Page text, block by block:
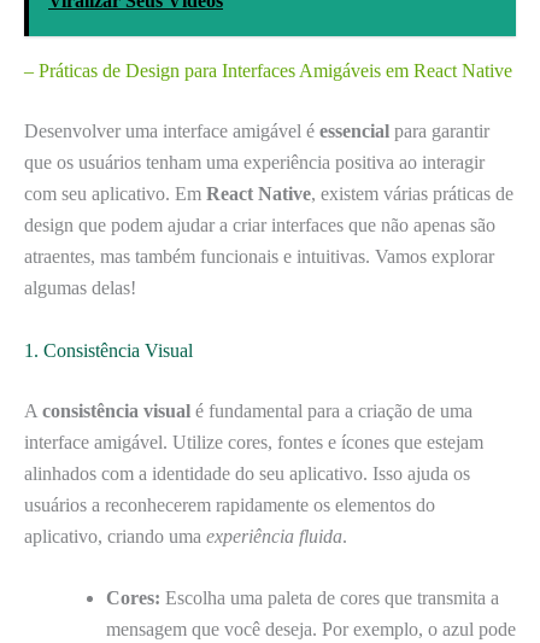
– Práticas de Design para Interfaces Amigáveis em React Native
Desenvolver uma interface amigável é essencial para garantir
que os usuários tenham uma experiência positiva ao interagir
com seu aplicativo. Em React Native, existem várias práticas de
design que podem ajudar a criar interfaces que não apenas são
atraentes, mas também funcionais e intuitivas. Vamos explorar
algumas delas!
1. Consistência Visual
A consistência visual é fundamental para a criação de uma
interface amigável. Utilize cores, fontes e ícones que estejam
alinhados com a identidade do seu aplicativo. Isso ajuda os
usuários a reconhecerem rapidamente os elementos do
aplicativo, criando uma experiência fluida.
Cores: Escolha uma paleta de cores que transmita a
mensagem que você deseja. Por exemplo, o azul pode